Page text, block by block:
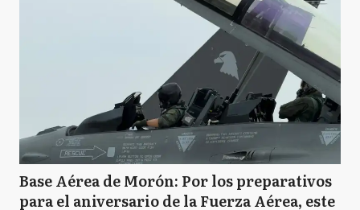
Base Aérea de Morón: Por los preparativos
para el aniversario de la Fuerza Aérea, este